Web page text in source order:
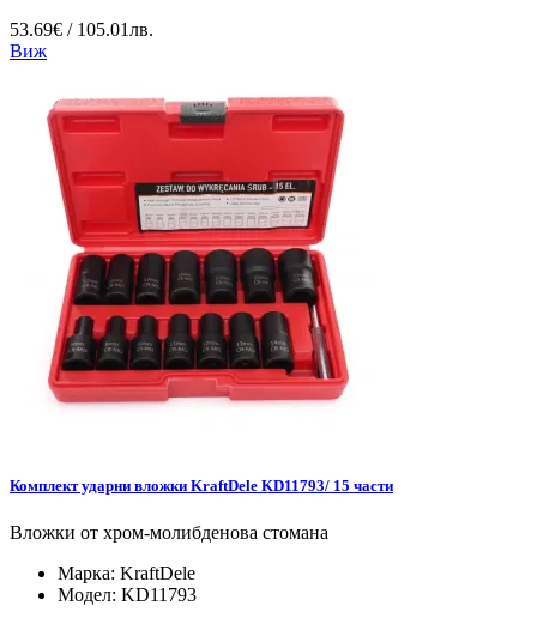
53.69€ / 105.01лв.
Виж
Комплект ударни вложки KraftDele KD11793/ 15 части
Вложки от хром-молибденова стомана
Марка: KraftDele
Модел: KD11793